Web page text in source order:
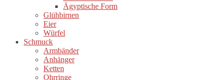
Ägyptische Form
Glühbirnen
Eier
Würfel
Schmuck
Armbänder
Anhänger
Ketten
Ohrringe